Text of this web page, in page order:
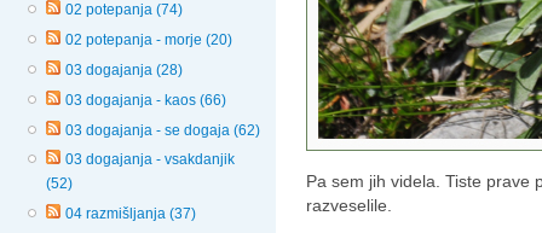
02 potepanja (74)
02 potepanja - morje (20)
03 dogajanja (28)
03 dogajanja - kaos (66)
03 dogajanja - se dogaja (62)
03 dogajanja - vsakdanjik
(52)
04 razmišljanja (37)
Pa sem jih videla. Tiste prave
razveselile.